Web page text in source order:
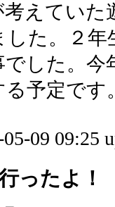
考えてい
した。２
でした。
る予定です
05-09 09:25
ったよ！